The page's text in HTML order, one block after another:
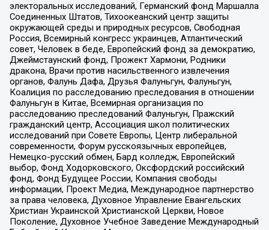
электоральных исследований, Германский фонд Маршалла
Соединенных Штатов, Тихоокеанский центр защиты
окружающей среды и природных ресурсов, Свободная
Россия, Всемирный конгресс украинцев, Атлантический
совет, Человек в беде, Европейский фонд за демократию,
Джеймстаунский фонд, Прожект Хармони, Родники
дракона, Врачи против насильственного извлечения
органов, Фалунь Дафа, Друзья Фалуньгун, Фалуньгун,
Коалиция по расследованию преследования в отношении
Фалуньгун в Китае, Всемирная организация по
расследованию преследований Фалуньгун, Пражский
гражданский центр, Ассоциация школ политических
исследований при Совете Европы, Центр либеральной
современности, Форум русскоязычных европейцев,
Немецко-русский обмен, Бард колледж, Европейский
выбор, Фонд Ходорковского, Оксфордский российский
фонд, Фонд Будущее России, Компания свободы
информации, Проект Медиа, Международное партнерство
за права человека, Духовное Управление Евангельских
Христиан Украинской Христианской Церкви, Новое
Поколение, Духовное Учебное Заведение Международный